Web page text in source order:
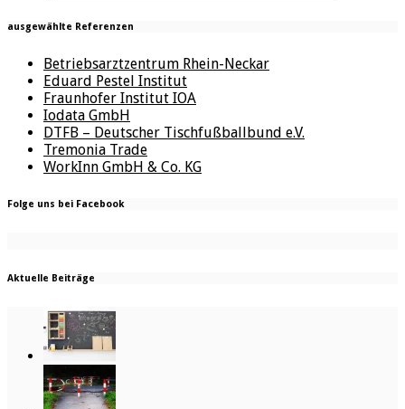
ausgewählte Referenzen
Betriebsarztzentrum Rhein-Neckar
Eduard Pestel Institut
Fraunhofer Institut IOA
Iodata GmbH
DTFB – Deutscher Tischfußballbund e.V.
Tremonia Trade
WorkInn GmbH & Co. KG
Folge uns bei Facebook
Aktuelle Beiträge